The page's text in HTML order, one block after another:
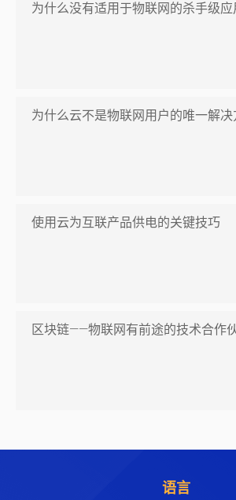
为什么没有适用于物联网的杀手级应
为什么云不是物联网用户的唯一解决
使用云为互联产品供电的关键技巧
区块链——物联网有前途的技术合作
语言